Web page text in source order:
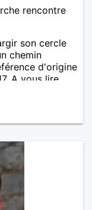
rencontre
son cercle
chemin
d'origine
A vous lire.